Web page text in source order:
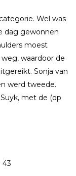
Wel was
dag gewonnen
moest
waardoor de
Sonja van
werd tweede.
met de (op